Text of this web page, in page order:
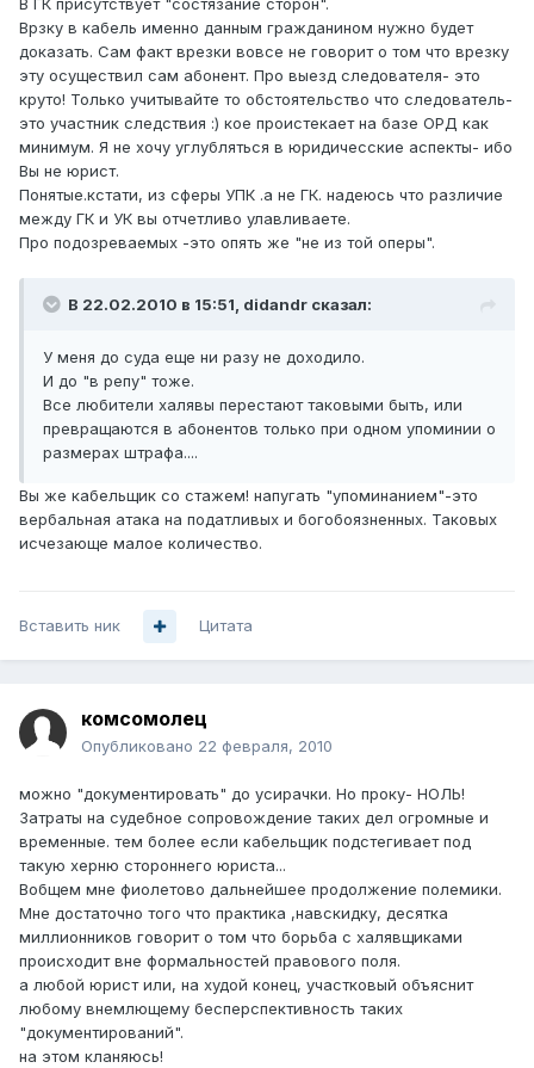
В ГК присутствует "состязание сторон".
Врзку в кабель именно данным гражданином нужно будет
доказать. Сам факт врезки вовсе не говорит о том что врезку
эту осуществил сам абонент. Про выезд следователя- это
круто! Только учитывайте то обстоятельство что следователь-
это участник следствия :) кое проистекает на базе ОРД как
минимум. Я не хочу углубляться в юридичесские аспекты- ибо
Вы не юрист.
Понятые.кстати, из сферы УПК .а не ГК. надеюсь что различие
между ГК и УК вы отчетливо улавливаете.
Про подозреваемых -это опять же "не из той оперы".
В 22.02.2010 в 15:51, didandr сказал:
У меня до суда еще ни разу не доходило.
И до "в репу" тоже.
Все любители халявы перестают таковыми быть, или
превращаются в абонентов только при одном упоминии о
размерах штрафа....
Вы же кабельщик со стажем! напугать "упоминанием"-это
вербальная атака на податливых и богобоязненных. Таковых
исчезающе малое количество.
Вставить ник Цитата
комсомолец
Опубликовано 22 февраля, 2010
можно "документировать" до усирачки. Но проку- НОЛЬ!
Затраты на судебное сопровождение таких дел огромные и
временные. тем более если кабельщик подстегивает под
такую херню стороннего юриста...
Вобщем мне фиолетово дальнейшее продолжение полемики.
Мне достаточно того что практика ,навскидку, десятка
миллионников говорит о том что борьба с халявщиками
происходит вне формальностей правового поля.
а любой юрист или, на худой конец, участковый объяснит
любому внемлющему бесперспективность таких
"документирований".
на этом кланяюсь!